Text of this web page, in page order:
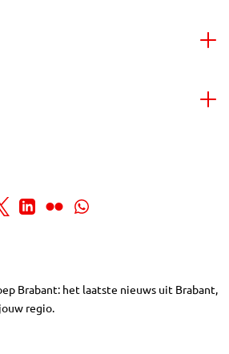
Brabant: het laatste nieuws uit Brabant,
regio.